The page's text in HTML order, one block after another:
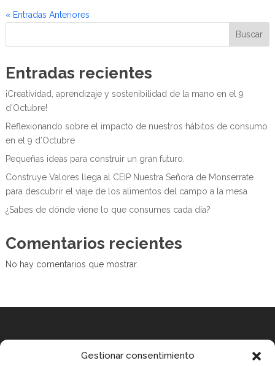
Gestionar consentimiento
« Entradas Anteriores
Buscar
Entradas recientes
¡Creatividad, aprendizaje y sostenibilidad de la mano en el 9
d’Octubre!
Reflexionando sobre el impacto de nuestros hábitos de consumo
en el 9 d’Octubre
Pequeñas ideas para construir un gran futuro.
Construye Valores llega al CEIP Nuestra Señora de Monserrate
para descubrir el viaje de los alimentos del campo a la mesa
¿Sabes de dónde viene lo que consumes cada día?
Comentarios recientes
No hay comentarios que mostrar.
Equipo